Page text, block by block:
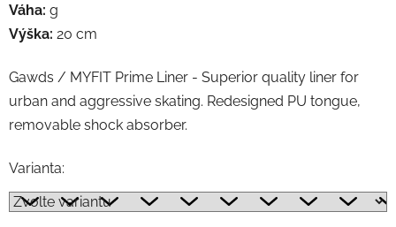
Váha: g
Výška: 20 cm
Gawds / MYFIT Prime Liner - Superior quality liner for
urban and aggressive skating. Redesigned PU tongue,
removable shock absorber.
Varianta: